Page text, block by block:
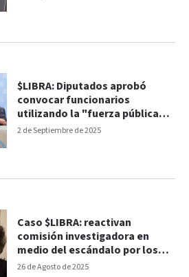
2 de Septiembre de 2025
$LIBRA: Diputados aprobó
convocar funcionarios
utilizando la "fuerza pública" y
apuntan a Karina Milei y Espert
26 de Agosto de 2025
Caso $LIBRA: reactivan
comisión investigadora en
medio del escándalo por los
audios sobre coimas